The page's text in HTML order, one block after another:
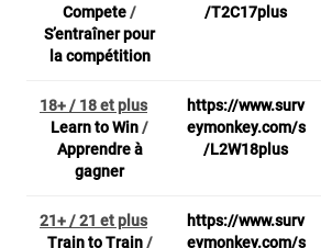
Compete/
S’entraîner pour
la compétition
/T2C17plus
18+ / 18 et plus
Learn to Win/
Apprendre à
gagner
https://www.surv
eymonkey.com/s
/L2W18plus
21+ / 21 et plus
Train to Train/
https://www.surv
eymonkey.com/s